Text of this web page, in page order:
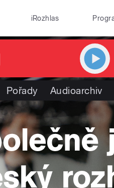
iRozhlas
Pořady Audioarchiv